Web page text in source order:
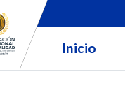
Inicio